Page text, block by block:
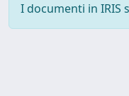
I documenti in IRIS